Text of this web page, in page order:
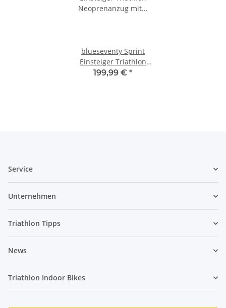
blueseventy Sprint
Einsteiger Triathlon
Neoprenanzug mit viel
199,99 € *
Service
Unternehmen
Triathlon Tipps
News
Triathlon Indoor Bikes